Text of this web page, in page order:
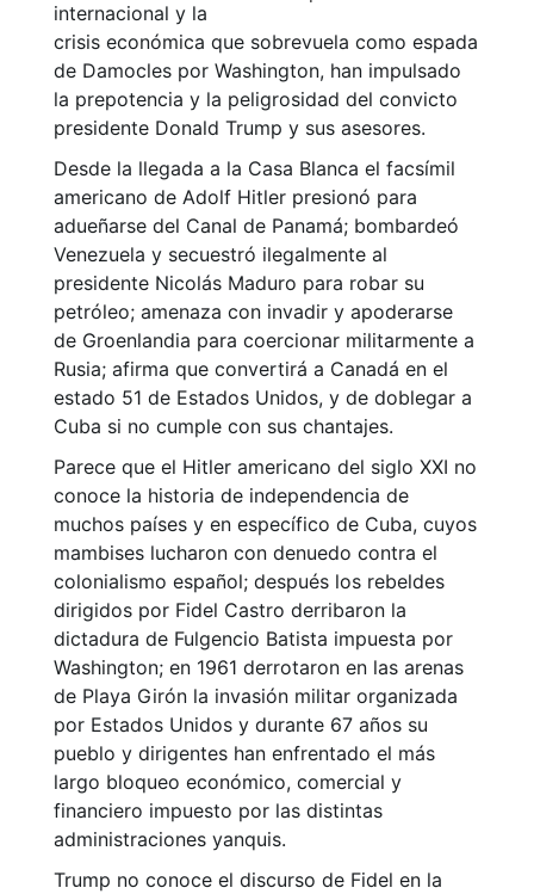
internacional y la
crisis económica que sobrevuela como espada
de Damocles por Washington, han impulsado
la prepotencia y la peligrosidad del convicto
presidente Donald Trump y sus asesores.
Desde la llegada a la Casa Blanca el facsímil
americano de Adolf Hitler presionó para
adueñarse del Canal de Panamá; bombardeó
Venezuela y secuestró ilegalmente al
presidente Nicolás Maduro para robar su
petróleo; amenaza con invadir y apoderarse
de Groenlandia para coercionar militarmente a
Rusia; afirma que convertirá a Canadá en el
estado 51 de Estados Unidos, y de doblegar a
Cuba si no cumple con sus chantajes.
Parece que el Hitler americano del siglo XXI no
conoce la historia de independencia de
muchos países y en específico de Cuba, cuyos
mambises lucharon con denuedo contra el
colonialismo español; después los rebeldes
dirigidos por Fidel Castro derribaron la
dictadura de Fulgencio Batista impuesta por
Washington; en 1961 derrotaron en las arenas
de Playa Girón la invasión militar organizada
por Estados Unidos y durante 67 años su
pueblo y dirigentes han enfrentado el más
largo bloqueo económico, comercial y
financiero impuesto por las distintas
administraciones yanquis.
Trump no conoce el discurso de Fidel en la